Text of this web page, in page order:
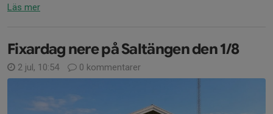
Läs mer
Fixardag nere på Saltängen den 1/8
2 jul, 10:54 0 kommentarer